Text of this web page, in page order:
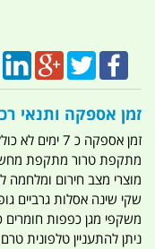
זמן אספקה ותנאי
זמן אספקה כ
מתקפת טרור מתקפת
מוצרי מצב חירום ומלחמה
שקי שינה אסלות גרביים
משקפי מגן כפפות חומרים
ניתן להתעניין טלפונית טרם ההזמנה